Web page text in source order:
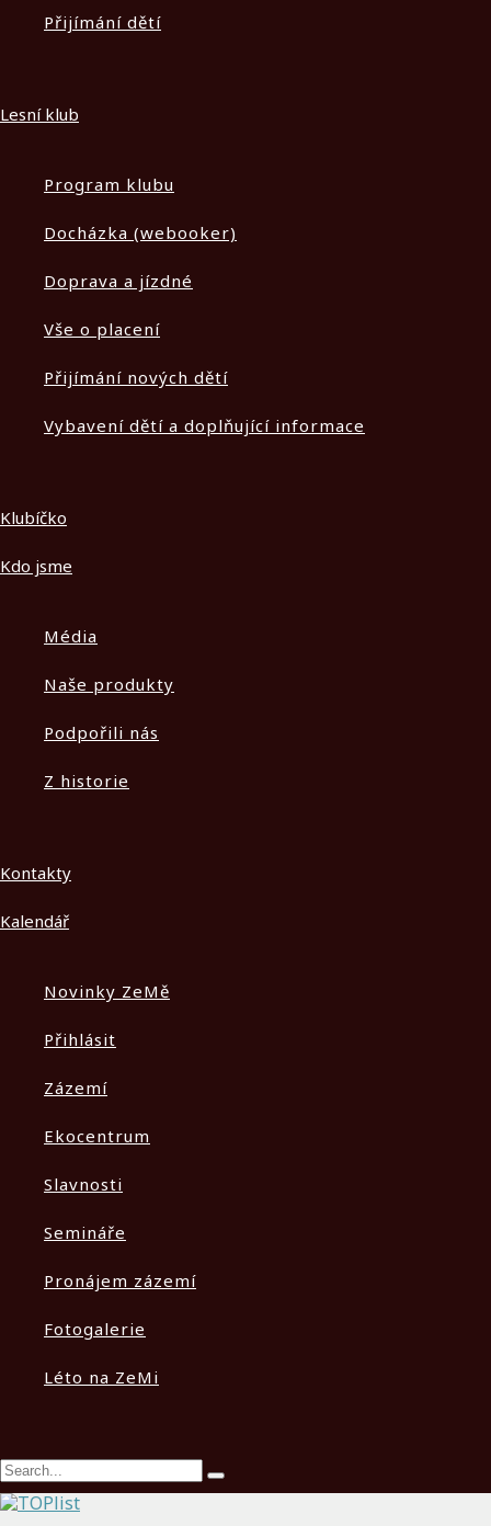
Přijímání dětí
Lesní klub
Program klubu
Docházka (webooker)
Doprava a jízdné
Vše o placení
Přijímání nových dětí
Vybavení dětí a doplňující informace
Klubíčko
Kdo jsme
Média
Naše produkty
Podpořili nás
Z historie
Kontakty
Kalendář
Novinky ZeMě
Přihlásit
Zázemí
Ekocentrum
Slavnosti
Semináře
Pronájem zázemí
Fotogalerie
Léto na ZeMi